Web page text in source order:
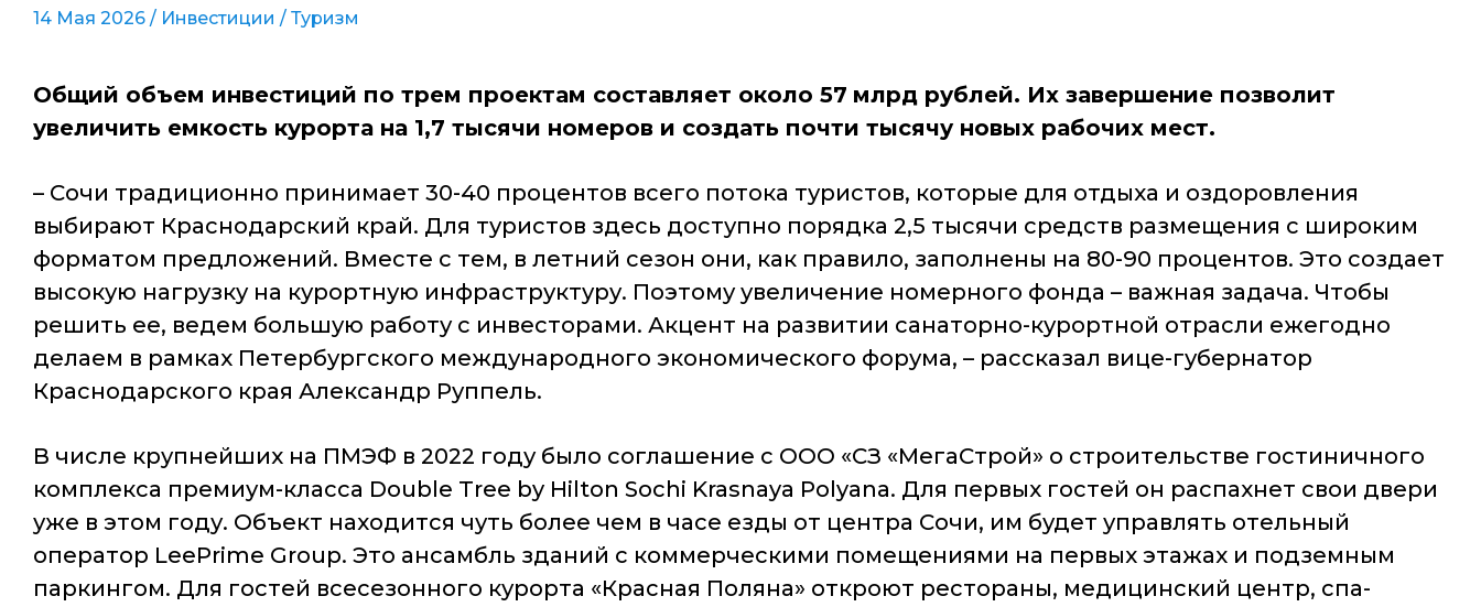
14 Мая 2026 / Инвестиции / Туризм
Общий объем инвестиций по трем проектам составляет около 57 млрд рублей. Их завершение позволит
увеличить емкость курорта на 1,7 тысячи номеров и создать почти тысячу новых рабочих мест.
– Сочи традиционно принимает 30-40 процентов всего потока туристов, которые для отдыха и оздоровления
выбирают Краснодарский край. Для туристов здесь доступно порядка 2,5 тысячи средств размещения с широким
форматом предложений. Вместе с тем, в летний сезон они, как правило, заполнены на 80-90 процентов. Это создает
высокую нагрузку на курортную инфраструктуру. Поэтому увеличение номерного фонда – важная задача. Чтобы
решить ее, ведем большую работу с инвесторами. Акцент на развитии санаторно-курортной отрасли ежегодно
делаем в рамках Петербургского международного экономического форума, – рассказал вице-губернатор
Краснодарского края Александр Руппель.
В числе крупнейших на ПМЭФ в 2022 году было соглашение с ООО «СЗ «МегаСтрой» о строительстве гостиничного
комплекса премиум-класса Double Tree by Hilton Sochi Krasnaya Polyana. Для первых гостей он распахнет свои двери
уже в этом году. Объект находится чуть более чем в часе езды от центра Сочи, им будет управлять отельный
оператор LeePrime Group. Это ансамбль зданий с коммерческими помещениями на первых этажах и подземным
паркингом. Для гостей всесезонного курорта «Красная Поляна» откроют рестораны, медицинский центр, спа-